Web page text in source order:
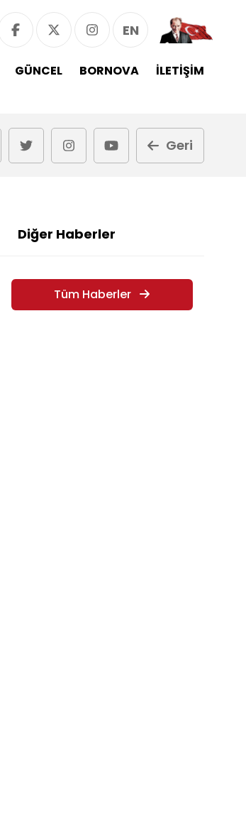
EN
GÜNCEL BORNOVA İLETİŞİM
Geri
Diğer Haberler
Tüm Haberler